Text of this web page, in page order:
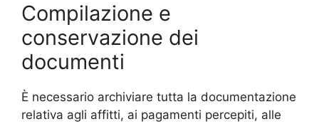
Compilazione e
conservazione dei
documenti
È necessario archiviare tutta la documentazione
relativa agli affitti, ai pagamenti percepiti, alle